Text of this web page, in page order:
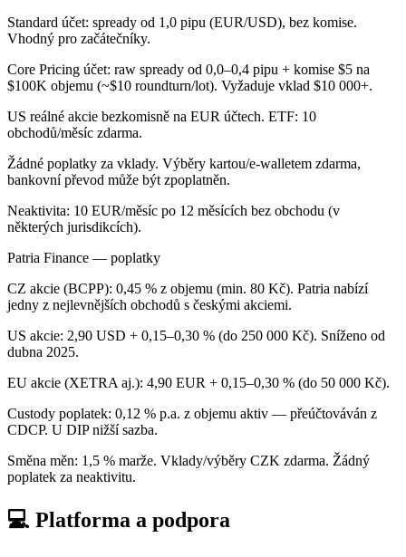
Standard účet: spready od 1,0 pipu (EUR/USD), bez komise.
Vhodný pro začátečníky.
Core Pricing účet: raw spready od 0,0–0,4 pipu + komise $5 na
$100K objemu (~$10 roundturn/lot). Vyžaduje vklad $10 000+.
US reálné akcie bezkomisně na EUR účtech. ETF: 10
obchodů/měsíc zdarma.
Žádné poplatky za vklady. Výběry kartou/e-walletem zdarma,
bankovní převod může být zpoplatněn.
Neaktivita: 10 EUR/měsíc po 12 měsících bez obchodu (v
některých jurisdikcích).
Patria Finance — poplatky
CZ akcie (BCPP): 0,45 % z objemu (min. 80 Kč). Patria nabízí
jedny z nejlevnějších obchodů s českými akciemi.
US akcie: 2,90 USD + 0,15–0,30 % (do 250 000 Kč). Sníženo od
dubna 2025.
EU akcie (XETRA aj.): 4,90 EUR + 0,15–0,30 % (do 50 000 Kč).
Custody poplatek: 0,12 % p.a. z objemu aktiv — přeúčtováván z
CDCP. U DIP nižší sazba.
Směna měn: 1,5 % marže. Vklady/výběry CZK zdarma. Žádný
poplatek za neaktivitu.
💻 Platforma a podpora